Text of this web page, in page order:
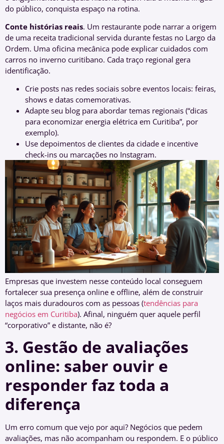
do público, conquista espaço na rotina.
Conte histórias reais. Um restaurante pode narrar a origem
de uma receita tradicional servida durante festas no Largo da
Ordem. Uma oficina mecânica pode explicar cuidados com
carros no inverno curitibano. Cada traço regional gera
identificação.
Crie posts nas redes sociais sobre eventos locais: feiras,
shows e datas comemorativas.
Adapte seu blog para abordar temas regionais (“dicas
para economizar energia elétrica em Curitiba”, por
exemplo).
Use depoimentos de clientes da cidade e incentive
check-ins ou marcações no Instagram.
Empresas que investem nesse conteúdo local conseguem
fortalecer sua presença online e offline, além de construir
laços mais duradouros com as pessoas (tendências para
negócios em Curitiba). Afinal, ninguém quer aquele perfil
“corporativo” e distante, não é?
3. Gestão de avaliações
online: saber ouvir e
responder faz toda a
diferença
Um erro comum que vejo por aqui? Negócios que pedem
avaliações, mas não acompanham ou respondem. E o público